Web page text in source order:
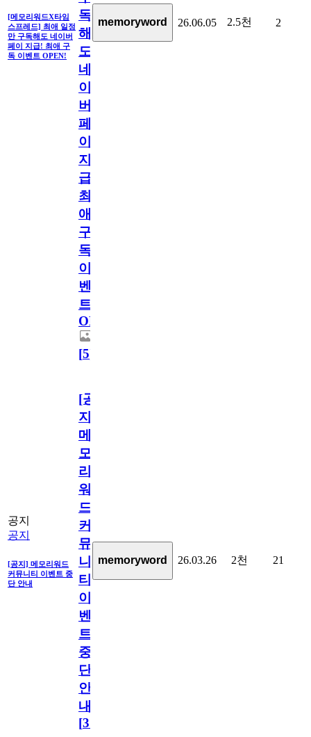
[메모리워드X타임
스프레드] 최애 일정
만 구독해도 네이버
페이 지급! 최애 구
독 이벤트 OPEN!
독
해
도
네
이
버
페
이
지
급!
최
애
구
독
이
벤
트
OPEN!
[5]
memoryword 26.06.05 2.5천 2
공지
공지
[공지] 메모리워드
커뮤니티 이벤트 중
단 안내
[공
지]
메
모
리
워
드
커
뮤
니
티
이
벤
트
중
단
안
내
[31
memoryword 26.03.26 2천 21